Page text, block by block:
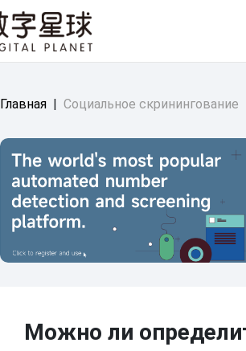
Главная | Социальное скринингование
Можно ли